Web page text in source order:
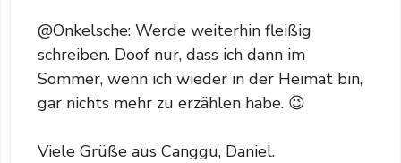
@Onkelsche: Werde weiterhin fleißig
schreiben. Doof nur, dass ich dann im
Sommer, wenn ich wieder in der Heimat bin,
gar nichts mehr zu erzählen habe. 😉
Viele Grüße aus Canggu, Daniel.